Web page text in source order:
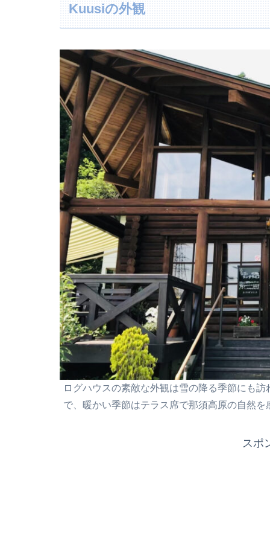
Kuusiの外観
ログハウスの素敵な外観は雪の降る季節にも
で、暖かい季節はテラス席で那須高原の自然
スポ